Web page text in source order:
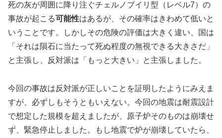
死の灰が周囲に降り注ぐチェルノブイリ型（レベル7）の
事故が起こる 可能性はあるが、その確率はきわめて低いと
いうことです。しかしその危険の評価は大きく違い、国は
「それは隕石に当たって死ぬ程度の無視できる大きさだ」
と主張し、反対派は「もっと大きい」と主張しました。
今回の事故は反対派が正しいことを証明したようにみえま
すが、必ずしもそうともいえない。今回の地震は耐震設計
で想定した規模を超えましたが、原子炉そのものは崩壊せ
ず、緊急停止しました。もし地震で炉が崩壊していたら、